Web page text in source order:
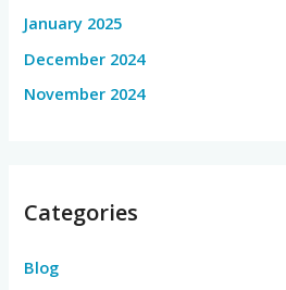
January 2025
December 2024
November 2024
Categories
Blog